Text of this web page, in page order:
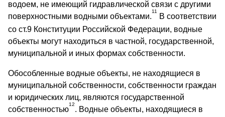
водоем, не имеющий гидравлической связи с другими
поверхностными водными объектами.
11
В соответствии
со ст.9 Конституции Российской Федерации, водные
объекты могут находиться в частной, государственной,
муниципальной и иных формах собственности.
Обособленные водные объекты, не находящиеся в
муниципальной собственности, собственности граждан
и юридических лиц, являются государственной
собственностью
12
. Водные объекты, находящиеся в